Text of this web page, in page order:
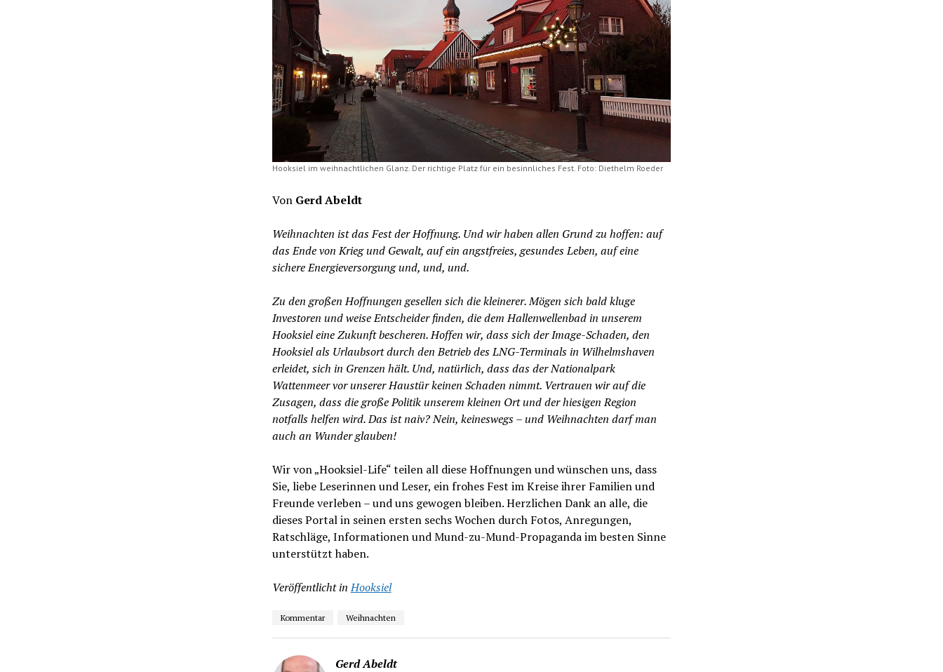
Hooksiel im weihnachtlichen Glanz. Der richtige Platz für ein besinnliches Fest. Foto: Diethelm Roeder
Von Gerd Abeldt
Weihnachten ist das Fest der Hoffnung. Und wir haben allen Grund zu hoffen: auf
das Ende von Krieg und Gewalt, auf ein angstfreies, gesundes Leben, auf eine
sichere Energieversorgung und, und, und.
Zu den großen Hoffnungen gesellen sich die kleinerer. Mögen sich bald kluge
Investoren und weise Entscheider finden, die dem Hallenwellenbad in unserem
Hooksiel eine Zukunft bescheren. Hoffen wir, dass sich der Image-Schaden, den
Hooksiel als Urlaubsort durch den Betrieb des LNG-Terminals in Wilhelmshaven
erleidet, sich in Grenzen hält. Und, natürlich, dass das der Nationalpark
Wattenmeer vor unserer Haustür keinen Schaden nimmt. Vertrauen wir auf die
Zusagen, dass die große Politik unserem kleinen Ort und der hiesigen Region
notfalls helfen wird. Das ist naiv? Nein, keineswegs – und Weihnachten darf man
auch an Wunder glauben!
Wir von „Hooksiel-Life“ teilen all diese Hoffnungen und wünschen uns, dass
Sie, liebe Leserinnen und Leser, ein frohes Fest im Kreise ihrer Familien und
Freunde verleben – und uns gewogen bleiben. Herzlichen Dank an alle, die
dieses Portal in seinen ersten sechs Wochen durch Fotos, Anregungen,
Ratschläge, Informationen und Mund-zu-Mund-Propaganda im besten Sinne
unterstützt haben.
Veröffentlicht in Hooksiel
Kommentar Weihnachten
Gerd Abeldt